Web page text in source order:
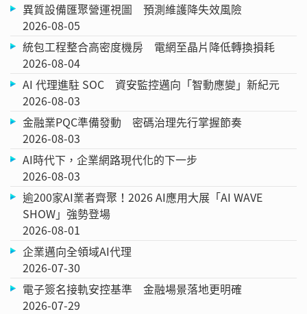
異質設備匯聚營運視圖 預測維護降失效風險
2026-08-05
統包工程整合高密度機房 電網至晶片降低轉換損耗
2026-08-04
AI 代理進駐 SOC 資安監控邁向「智動應變」新紀元
2026-08-03
金融業PQC準備發動 密碼治理先行掌握節奏
2026-08-03
AI時代下，企業網路現代化的下一步
2026-08-03
逾200家AI業者齊聚！2026 AI應用大展「AI WAVE
SHOW」強勢登場
2026-08-01
企業邁向全領域AI代理
2026-07-30
電子簽名接軌安控基準 金融場景落地更明確
2026-07-29